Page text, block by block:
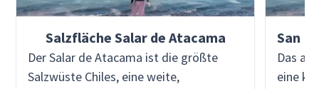
Salzfläche Salar de Atacama
Der Salar de Atacama ist die größte
Salzwüste Chiles, eine weite,
Das
eine